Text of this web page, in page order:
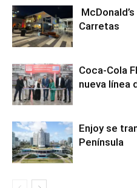
Carretas
Coca-Cola
nueva línea
Enjoy se
Península